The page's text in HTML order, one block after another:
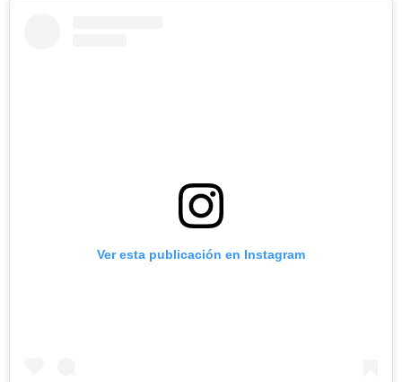
Ver esta publicación en Instagram